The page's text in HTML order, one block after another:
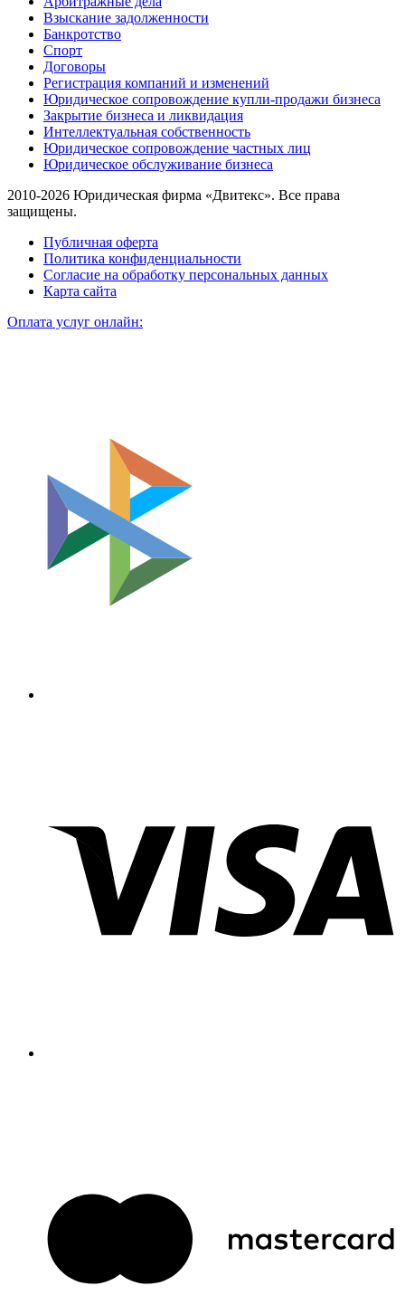
Взыскание задолженности
Банкротство
Спорт
Договоры
Регистрация компаний и изменений
Юридическое сопровождение купли-продажи бизнеса
Закрытие бизнеса и ликвидация
Интеллектуальная собственность
Юридическое сопровождение частных лиц
Юридическое обслуживание бизнеса
2010-2026 Юридическая фирма «Двитекс». Все права
защищены.
Публичная оферта
Политика конфиденциальности
Согласие на обработку персональных данных
Карта сайта
Оплата услуг онлайн: